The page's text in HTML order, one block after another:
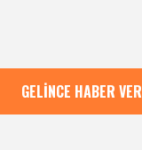
GELINCE HABER VER